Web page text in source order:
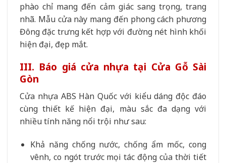
phào chỉ mang đến cảm giác sang trọng, trang
nhã. Mẫu cửa này mang đến phong cách phương
Đông đặc trưng kết hợp với đường nét hình khối
hiện đại, đẹp mắt.
III. Báo giá cửa nhựa tại Cửa Gỗ Sài
Gòn
Cửa nhựa ABS Hàn Quốc với kiểu dáng độc đáo
cùng thiết kế hiện đại, màu sắc đa dạng với
nhiều tính năng nổi trội như sau:
Khả năng chống nước, chống ẩm mốc, cong
vênh, co ngót trước mọi tác động của thời tiết